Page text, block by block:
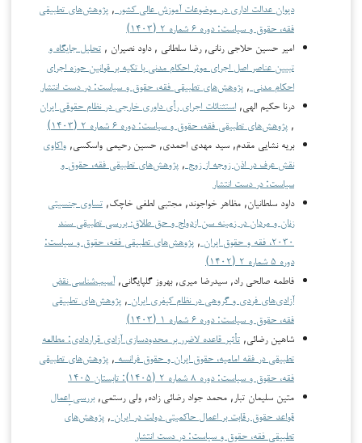
دیوان عدالت اداری در موضوعات آموزش عالی کشور , پژوهش‌های تطبیقی
فقه، حقوق و سیاست: دوره ۶ شماره ۲ (۱۴۰۳)
امير حسين حلاجي رناني, رضا سلطاني , داود نصيران , تحلیل جایگاه و
تبیین عناصر اصل اجرای موثر احکام مدنی با تکیه بر قوانین حوزه اجرای
احکام مدنی , پژوهش‌های تطبیقی فقه، حقوق و سیاست: در دست انتشار
درنا حکیم الهی, استثنائات اجرای رأی داوری خارجی در نظام حقوقی ایران
, پژوهش‌های تطبیقی فقه، حقوق و سیاست: دوره ۶ شماره ۲ (۱۴۰۳)
بریه نشایی مقدم, سید مهدی احمدی, حسین رحیمی واسکسی, واکاوی
نقش عرف در اذن زوجه از زوج , پژوهش‌های تطبیقی فقه، حقوق و
سیاست: در دست انتشار
داود سلطانیان, مظاهر خواجوند, مجتبی لطفی خاچک, تساوی جنسیتی
زنان و مردان در زمینه سن ازدواج و حق طلاق؛ بررسی تطبیقی سند
۲۰۳۰، فقه و حقوق ایران
, پژوهش‌های تطبیقی فقه، حقوق و سیاست:
دوره ۵ شماره ۲ (۱۴۰۲)
فاطمه صالحی راد, سیدرضا میری, بهروز گلپایگانی,آسیب‌شناسی نقض
آزادی‌های فردی و گروهی در نظام کیفری ایران , پژوهش‌های تطبیقی
فقه، حقوق و سیاست: دوره ۶ شماره ۱ (۱۴۰۳)
شاهین رضائی, تأثیر قاعده لاضرر بر محدودسازی آزادی قراردادی: مطالعه
تطبیقی در فقه امامیه، حقوق ایران و حقوق فرانسه , پژوهش‌های تطبیقی
فقه، حقوق و سیاست: دوره ۸ شماره ۲ (۱۴۰۵): تابستان ۱۴۰۵
متین سلیمان تبار, محمد جواد رضائی زاده, ولی رستمی,بررسی اِعمال
قواعد حقوق رقابت بر اعمال حاکمیتی دولت در ایران , پژوهش‌های
تطبیقی فقه، حقوق و سیاست: در دست انتشار